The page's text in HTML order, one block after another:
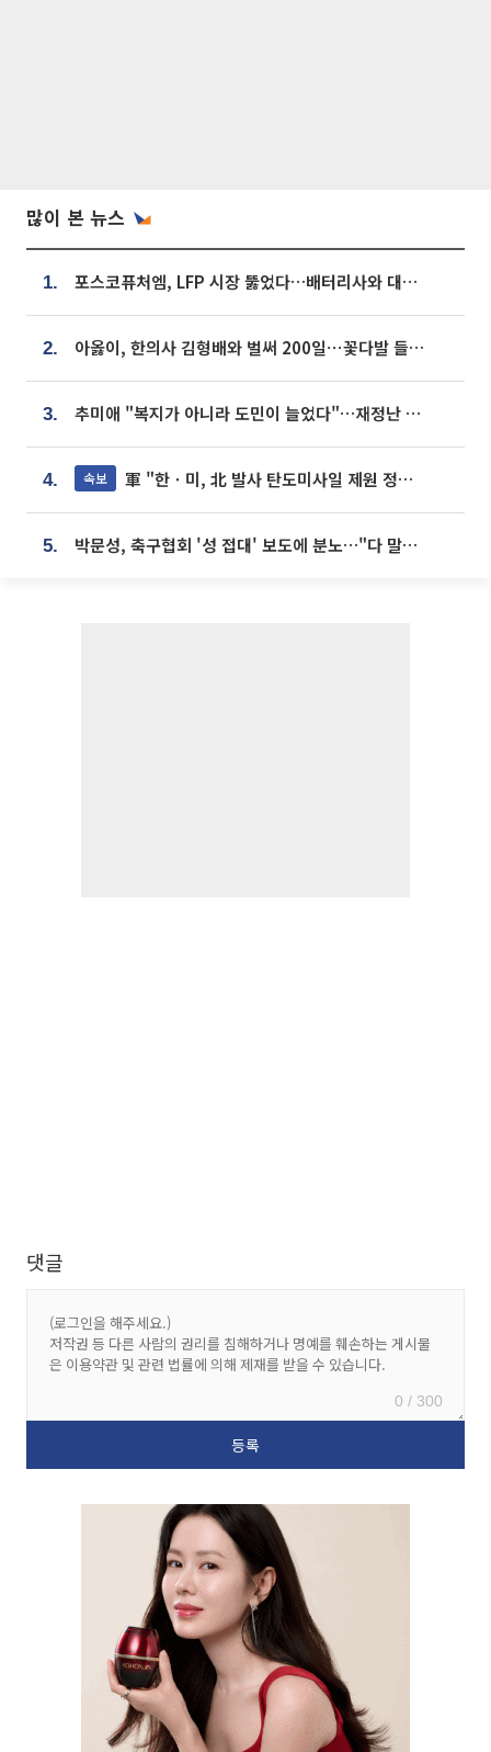
많이 본 뉴스
1. 포스코퓨처엠, LFP 시장 뚫었다…배터리사와 대규모 장기 공급 합의
2. 아옳이, 한의사 김형배와 벌써 200일⋯꽃다발 들고 "프러포즈 아냐"
3. 추미애 "복지가 아니라 도민이 늘었다"…재정난 책임론 정면돌파
4. 속보 軍 "한ㆍ미, 北 발사 탄도미사일 제원 정밀분석 중"
5. 박문성, 축구협회 '성 접대' 보도에 분노…"다 말아먹으려고 작정했나"
댓글
0 / 300